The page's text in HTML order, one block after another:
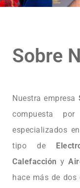
Sobre
Nuestra empresa
compuesta
especializados
tipo de
Calefacción y
hace más de